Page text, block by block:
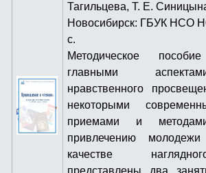
Тагильцева, Т. Е.
Новосибирск: ГБУК НСО
с.
Методическое
главными
нравственного
некоторыми
приемами и
привлечению
качестве